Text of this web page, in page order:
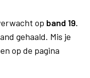
op band 19.
gehaald. Mis je
op de pagina